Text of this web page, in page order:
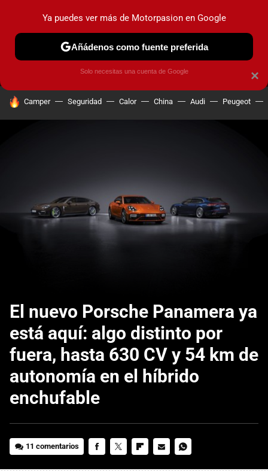
MENÚ NUEVO
COCHES ELÉCTRICOS OBSERVATORIO
HOY SE HABLA DE
Camper Seguridad Calor China Audi Peugeot
El nuevo Porsche Panamera ya
está aquí: algo distinto por
fuera, hasta 630 CV y 54 km de
autonomía en el híbrido
enchufable
11 comentarios
×
Ya puedes ver más de Motorpasion en Google
Añádenos como fuente preferida
Solo necesitas una cuenta de Google